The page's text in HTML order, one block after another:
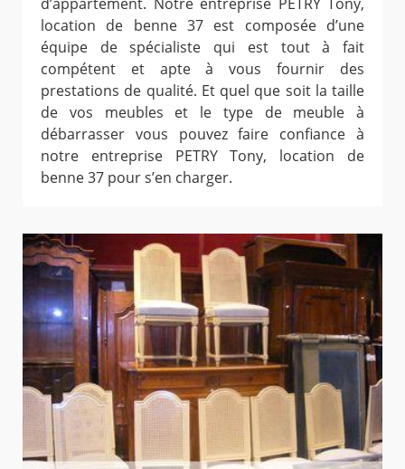
location de benne 37 est composée d’une
équipe de spécialiste qui est tout à fait
compétent et apte à vous fournir des
prestations de qualité. Et quel que soit la taille
de vos meubles et le type de meuble à
débarrasser vous pouvez faire confiance à
notre entreprise PETRY Tony, location de
benne 37 pour s’en charger.